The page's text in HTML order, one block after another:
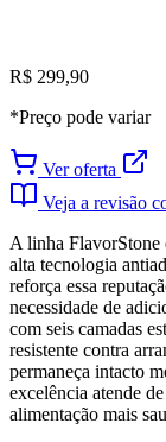
R$ 299,90
*Preço pode variar
Ver oferta
Veja a revisão
A linha FlavorStone
alta tecnologia
reforça essa
necessidade de
com seis camadas
resistente contra
permaneça intacto
excelência atende
alimentação mais